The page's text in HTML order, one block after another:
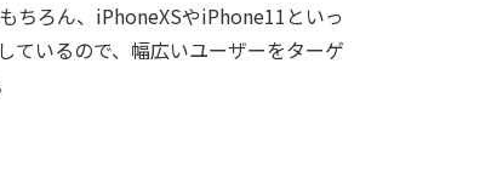
ちろん、iPhoneXSやiPhone11といっ
ているので、幅広いユーザーをターゲ